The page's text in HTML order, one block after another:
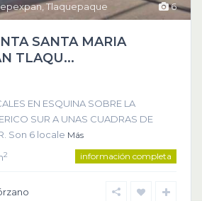
6
,Tlaquepaque
SANTA MARIA
TLAQU...
EN ESQUINA SOBRE LA
SUR A UNAS CUADRAS DE
Son 6 locale Más
2 información completa